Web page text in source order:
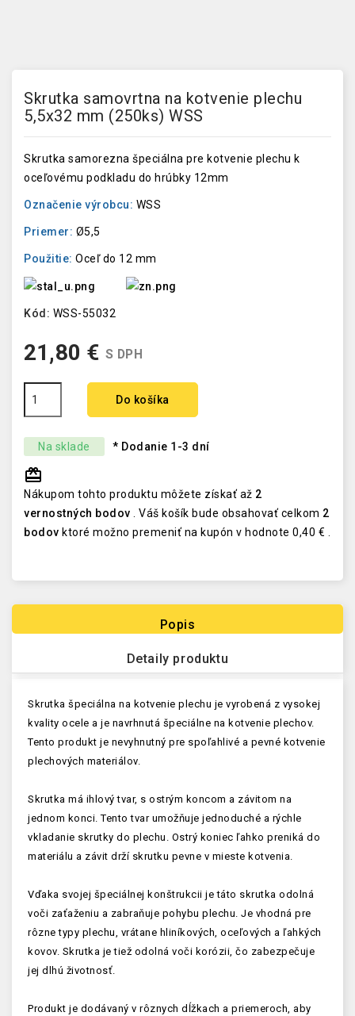
Skrutka samovrtna na kotvenie plechu
5,5x32 mm (250ks) WSS
Skrutka samorezna špeciálna pre kotvenie plechu k
oceľovému podkladu do hrúbky 12mm
Označenie výrobcu: WSS
Priemer: Ø5,5
Použitie: Oceľ do 12 mm
Kód: WSS-55032
21,80 € S DPH
Do košíka
Na sklade * Dodanie 1-3 dní
redeem
Nákupom tohto produktu môžete získať až 2
vernostných bodov . Váš košík bude obsahovať celkom 2
bodov ktoré možno premeniť na kupón v hodnote 0,40 €
Popis
Detaily produktu
Skrutka špeciálna na kotvenie plechu je vyrobená z vysokej
kvality ocele a je navrhnutá špeciálne na kotvenie plechov.
Tento produkt je nevyhnutný pre spoľahlivé a pevné kotvenie
plechových materiálov.
Skrutka má ihlový tvar, s ostrým koncom a závitom na
jednom konci. Tento tvar umožňuje jednoduché a rýchle
vkladanie skrutky do plechu. Ostrý koniec ľahko preniká do
materiálu a závit drží skrutku pevne v mieste kotvenia.
Vďaka svojej špeciálnej konštrukcii je táto skrutka odolná
voči zaťaženiu a zabraňuje pohybu plechu. Je vhodná pre
rôzne typy plechu, vrátane hliníkových, oceľových a ľahkých
kovov. Skrutka je tiež odolná voči korózii, čo zabezpečuje
jej dlhú životnosť.
Produkt je dodávaný v rôznych dĺžkach a priemeroch, aby